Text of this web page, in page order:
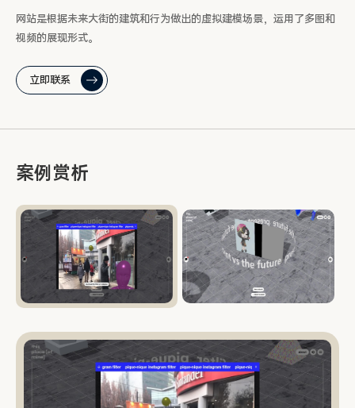
网站是根据未来大街的建筑和行为做出的虚拟建模场景，运用了多图和
视频的展现形式。
立即联系
案例赏析